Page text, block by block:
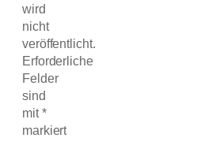
wird
nicht
veröffentlicht.
Erforderliche
Felder
sind
mit*
markiert